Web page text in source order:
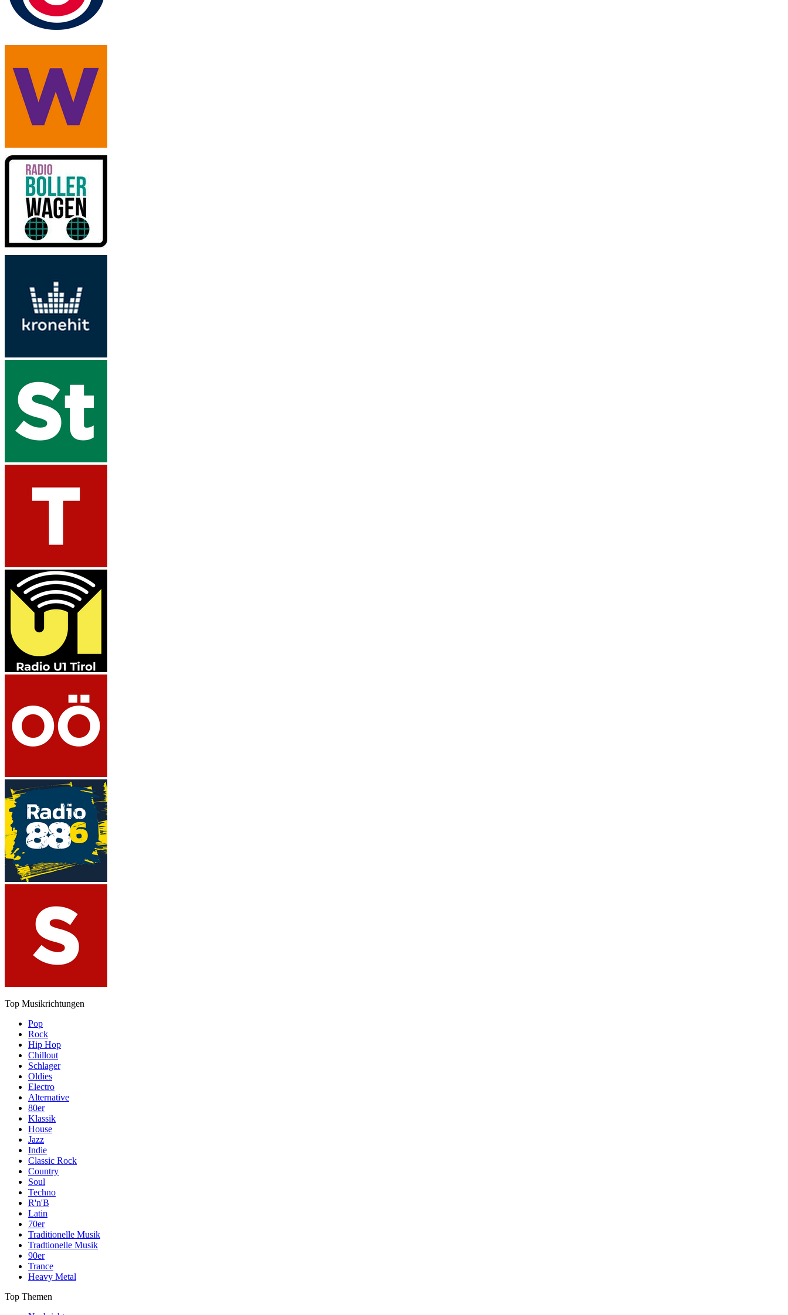
Top Musikrichtungen
Pop
Rock
Hip Hop
Chillout
Schlager
Oldies
Electro
Alternative
80er
Klassik
House
Jazz
Indie
Classic Rock
Country
Soul
Techno
R'n'B
Latin
70er
Traditionelle Musik
Tradtionelle Musik
90er
Trance
Heavy Metal
Top Themen